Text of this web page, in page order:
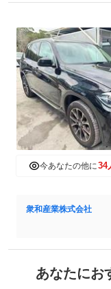
今あなたの他に34
衆和産業株式会社
あなたにお